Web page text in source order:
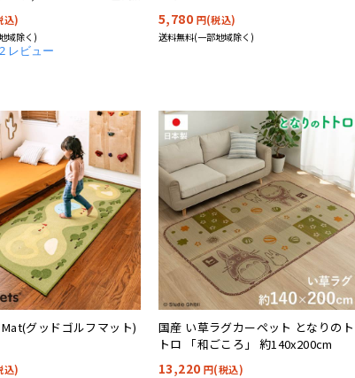
込)
域除く)
2 レビュー
5,780 円(税込)
送料無料(一部地域除く)
グッドゴルフマット)
込)
国産 い草ラグカーペット となりのト
トロ 「和ごころ」 約140x200cm
13,220 円(税込)